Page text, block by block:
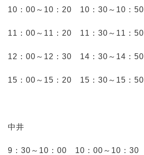
10：00～10：20 10：30～10：50
11：00～11：20 11：30～11：50
12：00～12：30 14：30～14：50
15：00～15：20 15：30～15：50
中井
9：30～10：00 10：00～10：30